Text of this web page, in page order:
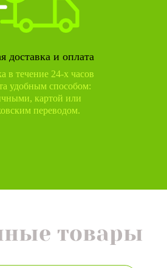
доставка и оплата
в течение 24-х часов
удобным способом:
картой или
переводом.
товары